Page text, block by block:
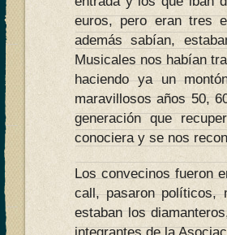
euros, pero eran tres
además sabían,
Musicales nos habían
haciendo ya un
maravillosos años 50,
generación que
conociera y se nos
Los convecinos fueron
call, pasaron políticos,
estaban los